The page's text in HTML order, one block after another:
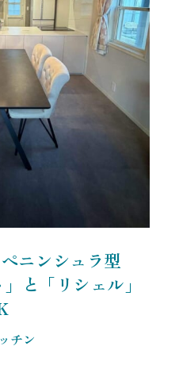
ニンシュラ型
と「リシェル」
チン